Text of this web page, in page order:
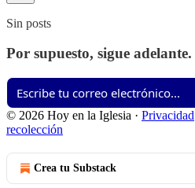
Sin posts
Por supuesto, sigue adelante.
© 2026 Hoy en la Iglesia · Privacidad
recolección
Crea tu Substack